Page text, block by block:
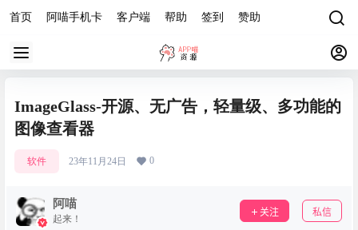
首页 阿喵手机卡 客户端 帮助 签到 赞助
ImageGlass-开源、无广告，轻量级、多功能的
图像查看器
软件 23年11月24日 0
阿喵
起来！
关注 私信